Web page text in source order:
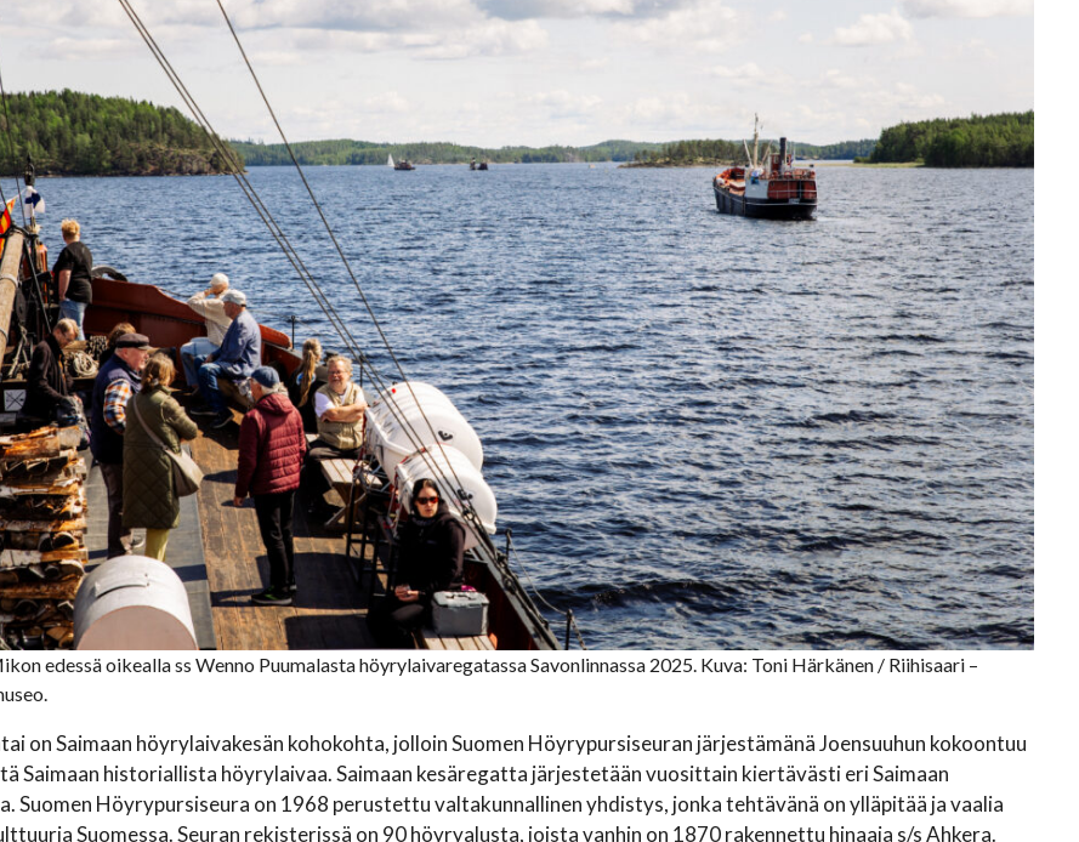
edessä oikealla ss Wenno Puumalasta höyrylaivaregatassa Savonlinnassa 2025. Kuva: Toni Härkänen / Riihisaari –
on Saimaan höyrylaivakesän kohokohta, jolloin Suomen Höyrypursiseuran järjestämänä Joensuuhun kokoontuu
Saimaan historiallista höyrylaivaa. Saimaan kesäregatta järjestetään vuosittain kiertävästi eri Saimaan
Suomen Höyrypursiseura on 1968 perustettu valtakunnallinen yhdistys, jonka tehtävänä on ylläpitää ja vaalia
Suomessa. Seuran rekisterissä on 90 höyryalusta, joista vanhin on 1870 rakennettu hinaaja s/s Ahkera.